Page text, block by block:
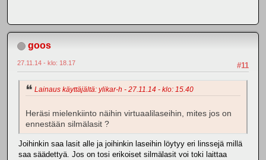
goos
#11
27.11.14 - klo: 18.17
Lainaus käyttäjältä: ylikar-h - 27.11.14 - klo: 15.40
Heräsi mielenkiinto näihin virtuaalilaseihin, mites jos on
ennestään silmälasit ?
Joihinkin saa lasit alle ja joihinkin laseihin löytyy eri linssejä millä
saa säädettyä. Jos on tosi erikoiset silmälasit voi toki laittaa